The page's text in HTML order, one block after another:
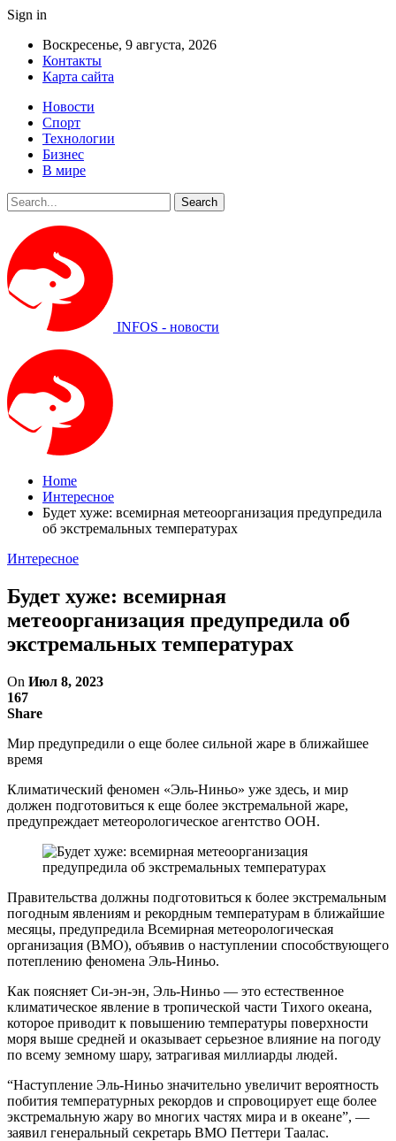
Sign in
Воскресенье, 9 августа, 2026
Контакты
Карта сайта
Новости
Спорт
Технологии
Бизнес
В мире
INFOS - новости
Home
Интересное
Будет хуже: всемирная метеоорганизация предупредила
об экстремальных температурах
Интересное
Будет хуже: всемирная
метеоорганизация предупредила об
экстремальных температурах
On Июл 8, 2023
167
Share
Мир предупредили о еще более сильной жаре в ближайшее
время
Климатический феномен «Эль-Ниньо» уже здесь, и мир
должен подготовиться к еще более экстремальной жаре,
предупреждает метеорологическое агентство ООН.
Правительства должны подготовиться к более экстремальным
погодным явлениям и рекордным температурам в ближайшие
месяцы, предупредила Всемирная метеорологическая
организация (ВМО), объявив о наступлении способствующего
потеплению феномена Эль-Ниньо.
Как поясняет Си-эн-эн, Эль-Ниньо — это естественное
климатическое явление в тропической части Тихого океана,
которое приводит к повышению температуры поверхности
моря выше средней и оказывает серьезное влияние на погоду
по всему земному шару, затрагивая миллиарды людей.
“Наступление Эль-Ниньо значительно увеличит вероятность
побития температурных рекордов и спровоцирует еще более
экстремальную жару во многих частях мира и в океане”, —
заявил генеральный секретарь ВМО Петтери Таалас.